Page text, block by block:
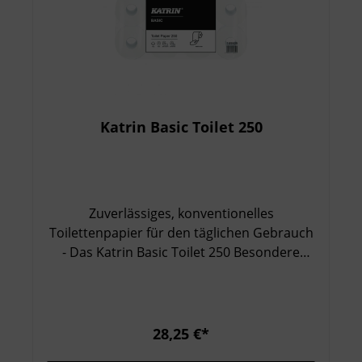
Katrin Basic Toilet 250
Zuverlässiges, konventionelles
Toilettenpapier für den täglichen Gebrauch
- Das Katrin Basic Toilet 250 Besondere
Ecolabel und Nordic Swan insgesamt 64
28,25 €*